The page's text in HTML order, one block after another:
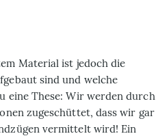
Material ist jedoch die
sind und welche
eine These: Wir werden durch
zugeschüttet, dass wir gar
vermittelt wird! Ein